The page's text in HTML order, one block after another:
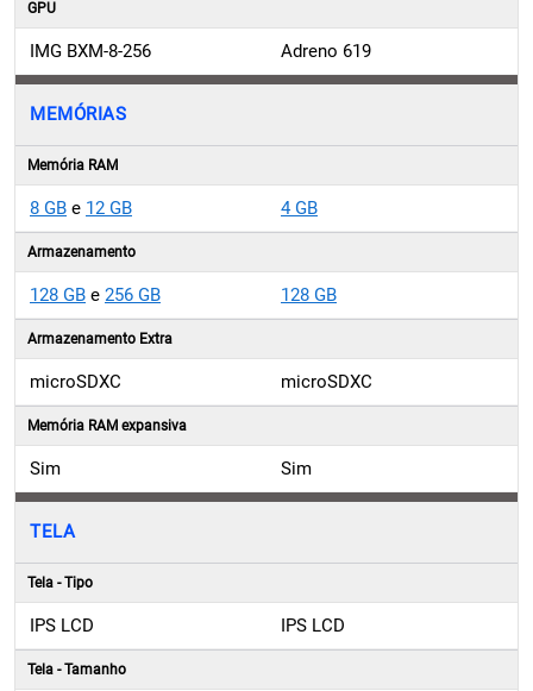
GPU
IMG BXM-8-256 Adreno 619
MEMÓRIAS
Memória RAM
8 GB e 12 GB 4 GB
Armazenamento
128 GB e 256 GB 128 GB
Armazenamento Extra
microSDXC microSDXC
Memória RAM expansiva
Sim Sim
TELA
Tela - Tipo
IPS LCD IPS LCD
Tela - Tamanho